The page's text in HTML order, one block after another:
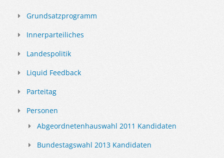
Grundsatzprogramm
Innerparteiliches
Landespolitik
Liquid Feedback
Parteitag
Personen
Abgeordnetenhauswahl 2011 Kandidaten
Bundestagswahl 2013 Kandidaten